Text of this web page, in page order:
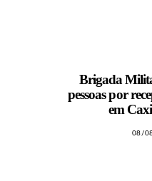
Brigada
pessoas por
em
08/